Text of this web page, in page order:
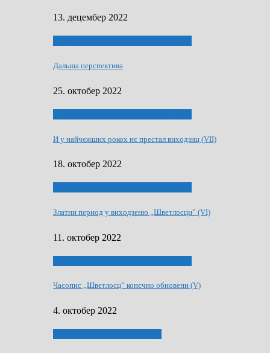
13. децембер 2022
Дальша перспектива
25. октобер 2022
И у найчежших рокох нє престал виходзиц (VII)
18. октобер 2022
Златни период у виходзеню „Шветлосци” (VI)
11. октобер 2022
Часопис „Шветлосц” конєчно обновени (V)
4. октобер 2022